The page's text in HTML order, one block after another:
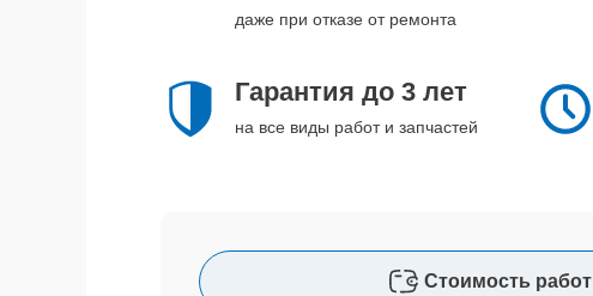
даже при отказе от ремонта
Гарантия до 3 лет
на все виды работ и запчастей
Стоимость работ